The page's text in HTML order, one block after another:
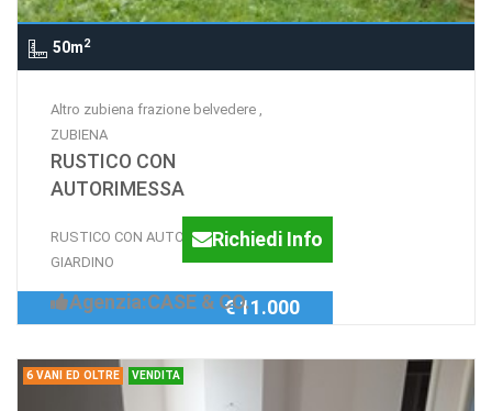
50m2
Altro zubiena frazione belvedere ,
ZUBIENA
RUSTICO CON
AUTORIMESSA
RUSTICO CON AUTORIMESSA E
GIARDINO
Richiedi Info
Agenzia:CASE & CO.€ 11.000
6 VANI ED OLTRE VENDITA